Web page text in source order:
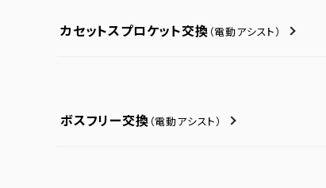
カセットスプロケット交換 （電動アシスト）
ボスフリー交換 （電動アシスト）